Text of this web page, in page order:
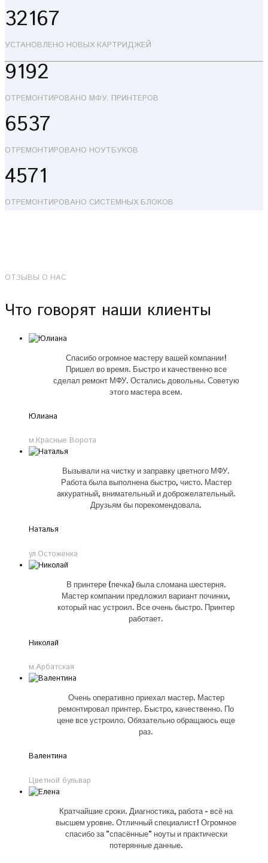
32167
УСТАНОВЛЕНО НОВЫХ КАРТРИДЖЕЙ
9192
ОТРЕМОНТИРОВАНО МФУ, ПРИНТЕРОВ
6537
ОТРЕМОНТИРОВАНО НОУТБУКОВ
4571
ОТРЕМОНТИРОВАНО СИСТЕМНЫХ БЛОКОВ
ОТЗЫВЫ О НАС
Что говорят наши клиенты
Спасибо огромное мастеру вашей компании!
Пришел во время. Быстро и качественно все
сделал ремонт МФУ. Остались довольны. Советую
этого мастера всем.
Юлиана
м.Красные Ворота
Вызывали на чистку и заправку цветного МФУ.
Работа была выполнена быстро, чисто. Мастер
аккуратный, внимательный и доброжелательный.
Друзьям бы порекомендовала.
Наталья
ул.Остоженка
В принтере (печка) была сломана шестерня.
Мастер компании предложил вариант починки,
который нас устроил. Все очень быстро. Принтер
работает.
Николай
м.Арбатская
Очень оперативно приехал мастер. Мастер
ремонтировал принтер. Быстро, качественно. По
цене все устроило. Обязательно обращаюсь еще
раз.
Валентина
Цветной бульвар
Кратчайшие сроки. Диагностика, работа - всё на
высшем уровне. Отличный специалист! Огромное
спасибо за "спасённые" ноуты и практически
потерянные данные.